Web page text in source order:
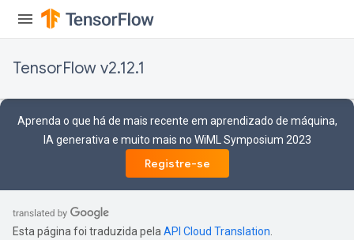
TensorFlow v2.12.1
Aprenda o que há de mais recente em aprendizado de máquina,
IA generativa e muito mais no WiML Symposium 2023
Registre-se
Esta página foi traduzida pela API Cloud Translation